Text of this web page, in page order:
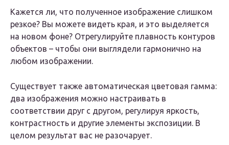
Кажется ли, что полученное изображение слишком
резкое? Вы можете видеть края, и это выделяется
на новом фоне? Отрегулируйте плавность контуров
объектов – чтобы они выглядели гармонично на
любом изображении.
Существует также автоматическая цветовая гамма:
два изображения можно настраивать в
соответствии друг с другом, регулируя яркость,
контрастность и другие элементы экспозиции. В
целом результат вас не разочарует.